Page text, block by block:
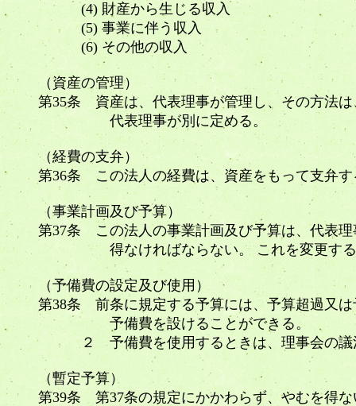
(4) 財産から生じる収入
(5) 事業に伴う収入
(6) その他の収入
（資産の管理）
第35条 資産は、代表理事が管理し、その方法
代表理事が別に定める。
（経費の支弁）
第36条 この法人の経費は、資産をもって支弁
（事業計画及び予算）
第37条 この法人の事業計画及び予算は、代表
得なければならない。 これを変更する
（予備費の設定及び使用）
第38条 前条に規定する予算には、予算超過又
予備費を設けることができる。
２ 予備費を使用するときは、理事会の議
（暫定予算）
第39条 第37条の規定にかかわらず、やむを得